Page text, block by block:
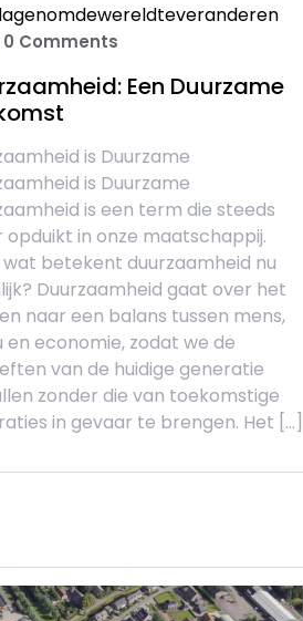
0 Comments
Een Duurzame
is Duurzame
is Duurzame
is een term die steeds
opduikt in onze maatschappij.
betekent duurzaamheid nu
Duurzaamheid gaat over het
naar een balans tussen mens,
en economie, zodat we de
van de huidige generatie
zonder die van toekomstige
in gevaar te brengen. Het […]